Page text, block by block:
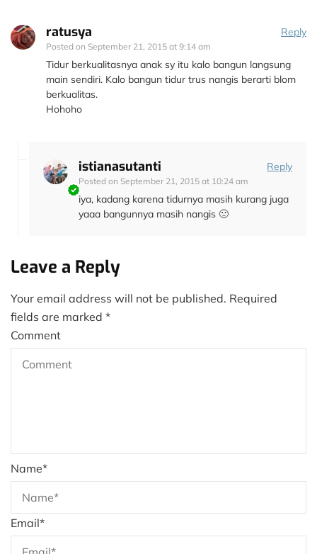
ratusya
Posted on September 21, 2015 at 9:14 am
Reply
Tidur berkualitasnya anak sy itu kalo bangun langsung
main sendiri. Kalo bangun tidur trus nangis berarti blom
berkualitas.
Hohoho
istianasutanti
Posted on September 21, 2015 at 10:24 am
Reply
iya, kadang karena tidurnya masih kurang juga
yaaa bangunnya masih nangis 🙁
Leave a Reply
Your email address will not be published. Required
fields are marked *
Comment
Name*
Email*